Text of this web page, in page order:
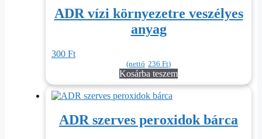
ADR vízi környezetre veszélyes
anyag
300 Ft
(nettó 236 Ft)
Kosárba teszem
ADR szerves peroxidok bárca